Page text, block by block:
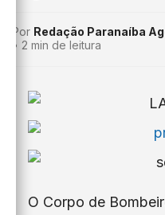
Por Redação Paranaíba
• 2 min de leitura
O Corpo de